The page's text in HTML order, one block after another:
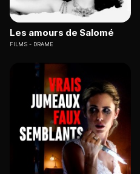
Les amours de Salomé
FILMS DRAME